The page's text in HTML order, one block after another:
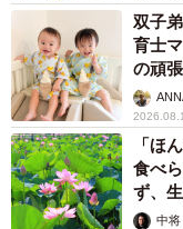
双子
育士
の頑
「ほ
食べ
ず、
中将